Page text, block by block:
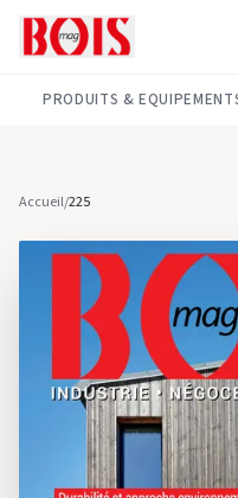
PRODUITS &
Accueil/225